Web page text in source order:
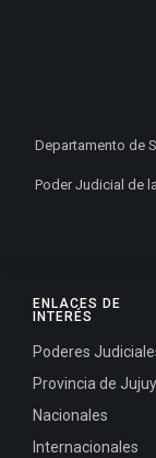
ENLACES DE
INTERÉS
Poderes
Provincia de Jujuy
Nacionales
Internacionales
Departamento de
Poder Judicial de